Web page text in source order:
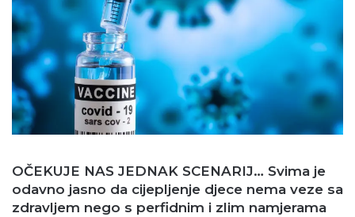
OČEKUJE NAS JEDNAK SCENARIJ… Svima je
odavno jasno da cijepljenje djece nema veze sa
zdravljem nego s perfidnim i zlim namjerama